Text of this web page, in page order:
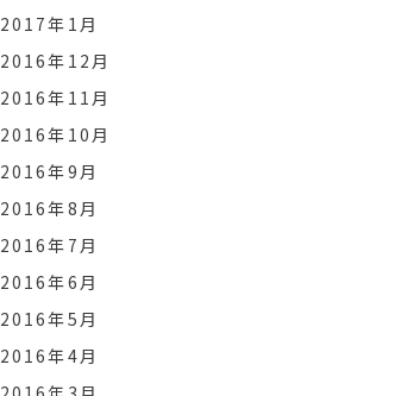
2017年1月
2016年12月
2016年11月
2016年10月
2016年9月
2016年8月
2016年7月
2016年6月
2016年5月
2016年4月